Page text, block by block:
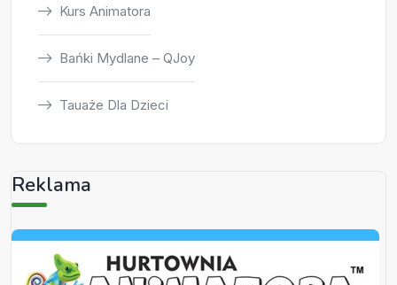
Kurs Animatora
Bańki Mydlane – QJoy
Tauaże Dla Dzieci
Reklama